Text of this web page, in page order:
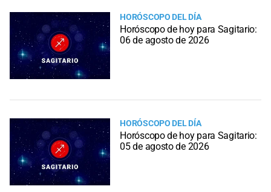
HORÓSCOPO DEL DÍA
Horóscopo de hoy para Sagitario:
06 de agosto de 2026
HORÓSCOPO DEL DÍA
Horóscopo de hoy para Sagitario:
05 de agosto de 2026